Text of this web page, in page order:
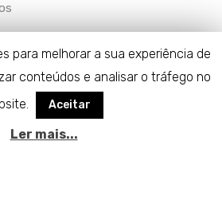
Lda
2023. Todos os direitos reservados
para melhorar a sua experiência de
conteúdos e analisar o tráfego no
Aceitar
Ler mais...